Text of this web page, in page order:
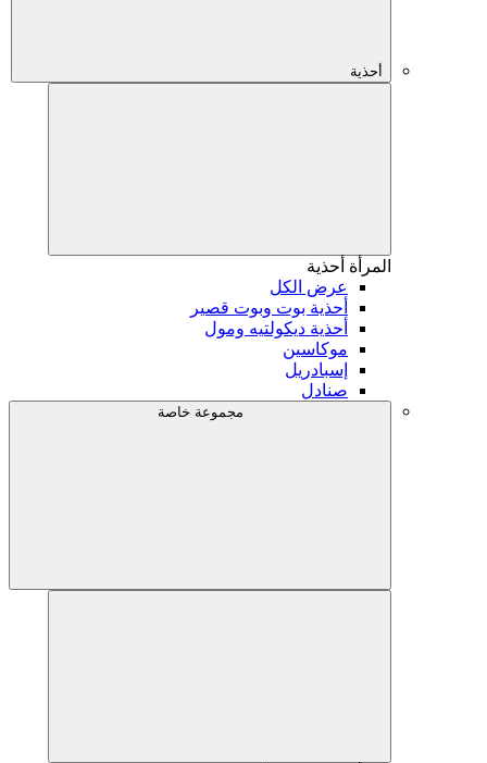
أحذية
المرأة أحذية
عرض الكل
أحذية بوت وبوت قصير
أحذية ديكولتيه ومول
موكاسين
إسبادريل
صنادل
مجموعة خاصة